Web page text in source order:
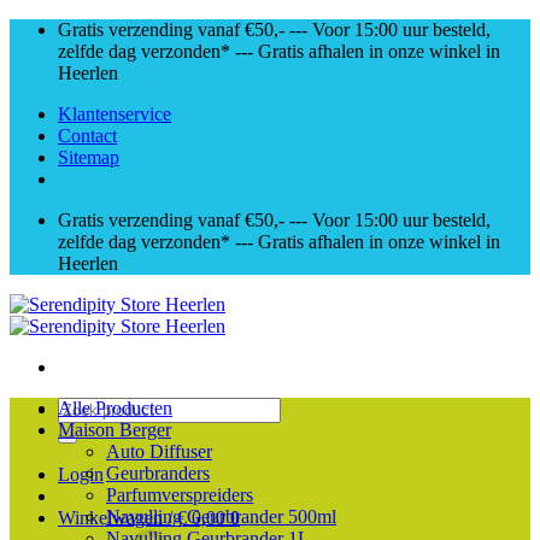
Skip
content
Gratis verzending vanaf €50,- --- Voor 15:00 uur besteld,
zelfde dag verzonden* --- Gratis afhalen in onze winkel in
Heerlen
Klantenservice
Contact
Sitemap
Gratis verzending vanaf €50,- --- Voor 15:00 uur besteld,
zelfde dag verzonden* --- Gratis afhalen in onze winkel in
Heerlen
Zoeken
naar:
Login
Winkelwagen /€0,00 0
Alle Producten
Maison Berger
Auto Diffuser
Geurbranders
Parfumverspreiders
Navulling Geurbrander 500ml